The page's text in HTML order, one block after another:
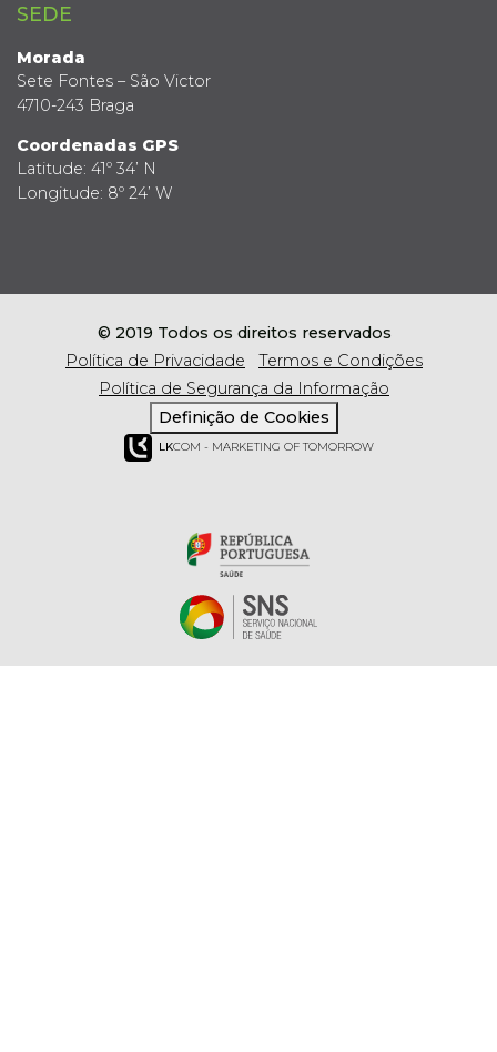
SEDE
Morada
Sete Fontes – São Victor
4710-243 Braga
Coordenadas GPS
Latitude: 41º 34’ N
Longitude: 8º 24’ W
© 2019 Todos os direitos reservados
Política de Privacidade
Termos e Condições
Política de Segurança da Informação
Definição de Cookies
LKCOM - MARKETING OF TOMORROW